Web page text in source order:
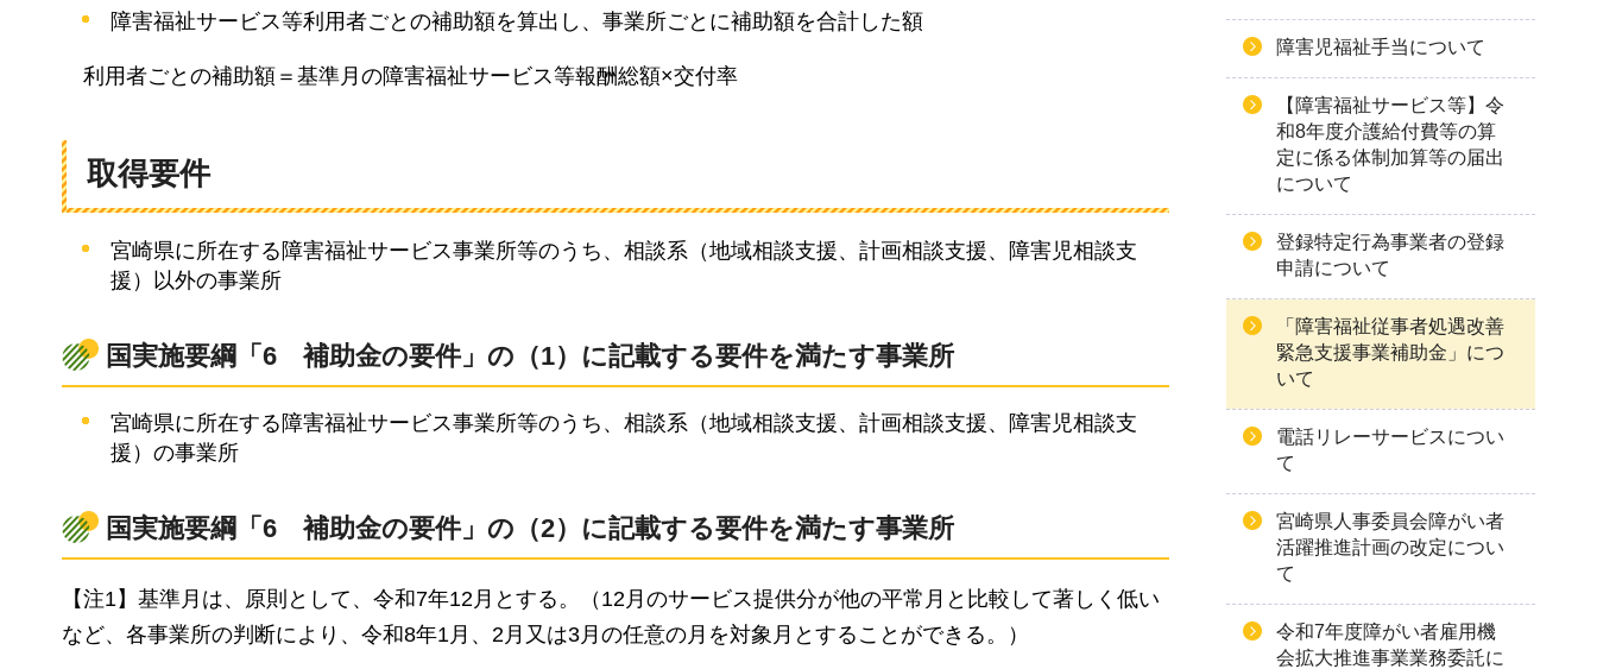
障害福祉サービス等利用者ごとの補助額を算出し、事業所ごとに補助額を合計した額
利用者ごとの補助額＝基準月の障害福祉サービス等報酬総額×交付率
取得要件
宮崎県に所在する障害福祉サービス事業所等のうち、相談系（地域相談支援、計画相談支援、障害児相談支
援）以外の事業所
国実施要綱「6 補助金の要件」の（1）に記載する要件を満たす事業所
宮崎県に所在する障害福祉サービス事業所等のうち、相談系（地域相談支援、計画相談支援、障害児相談支
援）の事業所
国実施要綱「6 補助金の要件」の（2）に記載する要件を満たす事業所
【注1】基準月は、原則として、令和7年12月とする。（12月のサービス提供分が他の平常月と比較して著しく低い
など、各事業所の判断により、令和8年1月、2月又は3月の任意の月を対象月とすることができる。）
障害児福祉手当について
【障害福祉サービス等】令
和8年度介護給付費等の算
定に係る体制加算等の届出
について
登録特定行為事業者の登録
申請について
「障害福祉従事者処遇改善
緊急支援事業補助金」につ
いて
電話リレーサービスについ
て
宮崎県人事委員会障がい者
活躍推進計画の改定につい
て
令和7年度障がい者雇用機
会拡大推進事業業務委託に